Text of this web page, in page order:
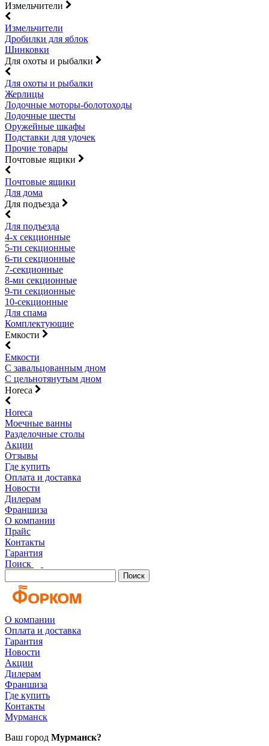
Измельчители
Измельчители
Дробилки для яблок
Шинковки
Для охоты и рыбалки
Для охоты и рыбалки
Жерлицы
Лодочные моторы-болотоходы
Лодочные шесты
Оружейные шкафы
Подставки для удочек
Прочие товары
Почтовые ящики
Почтовые ящики
Для дома
Для подъезда
Для подъезда
4-х секционные
5-ти секционные
6-ти секционные
7-секционные
8-ми секционные
9-ти секционные
10-секционные
Для спама
Комплектующие
Емкости
Емкости
С завальцованным дном
С цельнотянутым дном
Horeca
Horeca
Моечные ванны
Разделочные столы
Акции
Отзывы
Где купить
Оплата и доставка
Новости
Дилерам
Франшиза
О компании
Прайс
Контакты
Гарантия
Поиск
Поиск
О компании
Оплата и доставка
Гарантия
Новости
Акции
Дилерам
Франшиза
Где купить
Контакты
Мурманск
Ваш город Мурманск?